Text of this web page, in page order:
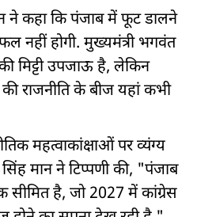
ने कहा कि पंजाब में फूट डालने
नहीं होगी. मुख्यमंत्री भगवंत
मिट्टी उपजाऊ है, लेकिन
राजनीति के बीज यहां कभी
महत्वाकांक्षाओं पर व्यंग्य
मान ने टिप्पणी की, "पंजाब
सीमित है, जो 2027 में कांग्रेस